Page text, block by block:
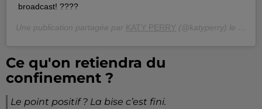
broadcast! ????
Une publication partagée par KATY PERRY (@katyperry) le
Ce qu'on retiendra du
confinement ?
Le point positif ? La bise c’est fini.